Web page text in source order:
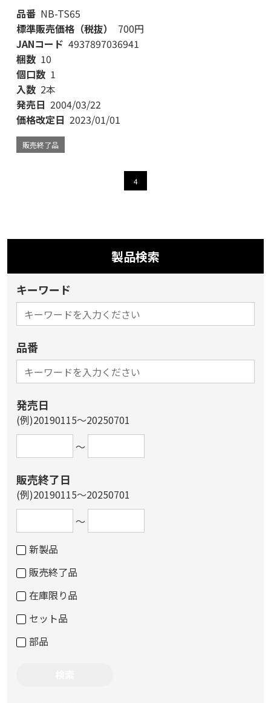
品番 NB-TS65
標準販売価格（税抜）
700円
JANコード 4937897036941
梱数 10
個口数 1
入数 2本
発売日 2004/03/22
価格改定日 2023/01/01
販売終了品
4
製品検索
キーワード
品番
発売日
(例)20190115～20250701
～
販売終了日
(例)20190115～20250701
～
新製品
販売終了品
在庫限り品
セット品
部品